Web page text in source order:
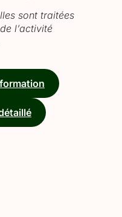
sont traitées
l’activité